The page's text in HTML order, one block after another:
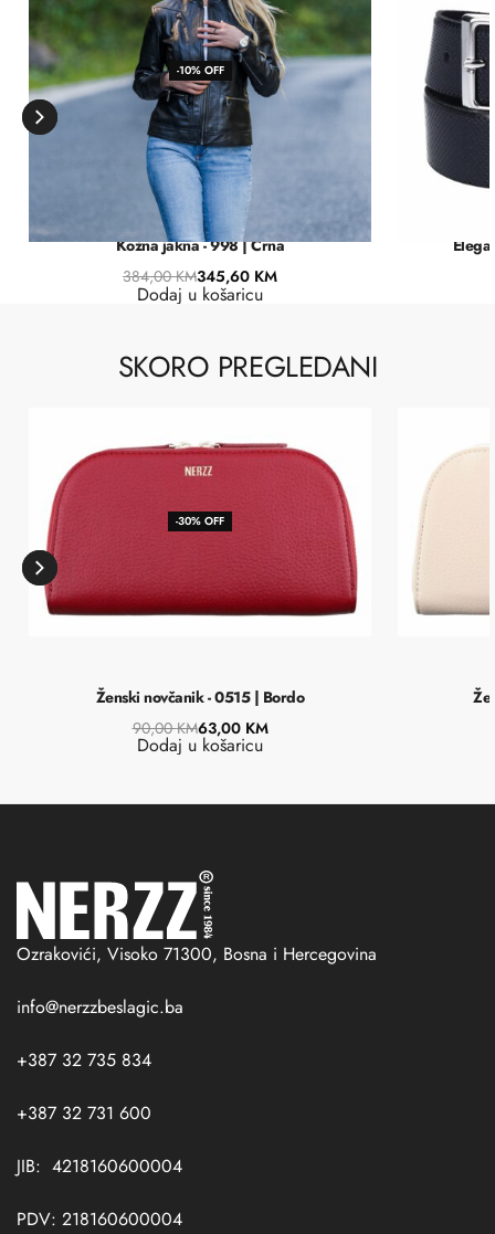
-10% OFF
Kožna jakna - 998 | Crna
384,00KM345,60 KM
Dodaj u košaricu
SKORO PREGLEDANI
-30% OFF
Ženski novčanik - 0515 | Bordo
90,00KM63,00 KM
Dodaj u košaricu
Ozrakovići, Visoko 71300, Bosna i Hercegovina
info@nerzzbeslagic.ba
+387 32 735 834
+387 32 731 600
JIB: 4218160600004
PDV: 218160600004